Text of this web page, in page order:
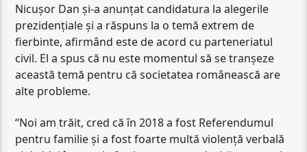
Nicușor Dan și-a anunțat candidatura la alegerile
prezidențiale și a răspuns la o temă extrem de
fierbinte, afirmând este de acord cu parteneriatul
civil. El a spus că nu este momentul să se tranșeze
această temă pentru că societatea românească are
alte probleme.
“Noi am trăit, cred că în 2018 a fost Referendumul
pentru familie și a fost foarte multă violență verbală